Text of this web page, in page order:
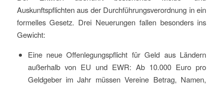
Auskunftspflichten aus der Durchführungsverordnung in ein
formelles Gesetz. Drei Neuerungen fallen besonders ins
Gewicht:
Eine neue Offenlegungspflicht für Geld aus Ländern
außerhalb von EU und EWR: Ab 10.000 Euro pro
Geldgeber im Jahr müssen Vereine Betrag, Namen,